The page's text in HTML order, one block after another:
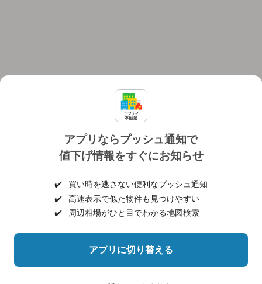
アプリならプッシュ通知で
値下げ情報をすぐにお知らせ
✔️
買い時を逃さない便利なプッシュ通知
✔️
高速表示で似た物件も見つけやすい
✔️
周辺相場がひと目でわかる地図検索
アプリに切り替える
個人情報保護ポリシー 利用規約
ヘルプ・お問い合わせ 採用情報
©NIFTY Lifestyle Co., Ltd.